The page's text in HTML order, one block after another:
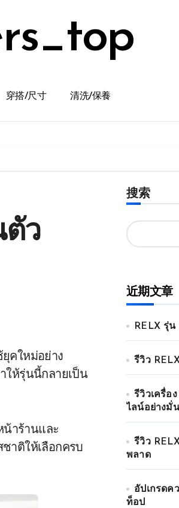
穿搭/尺寸 清洗/保養
ตัว
คใหม่อย่าง
ให้รุ่นนี้กลายเป็น
าร้านและ
าติให้เลือกครบ
搜索
近期文章
RELX รุ่
รีวิว
รีวิวเครื่อ
ไลน์อย่างมั่
รีวิว
พลาด
อัปเกรดค
ท็อป